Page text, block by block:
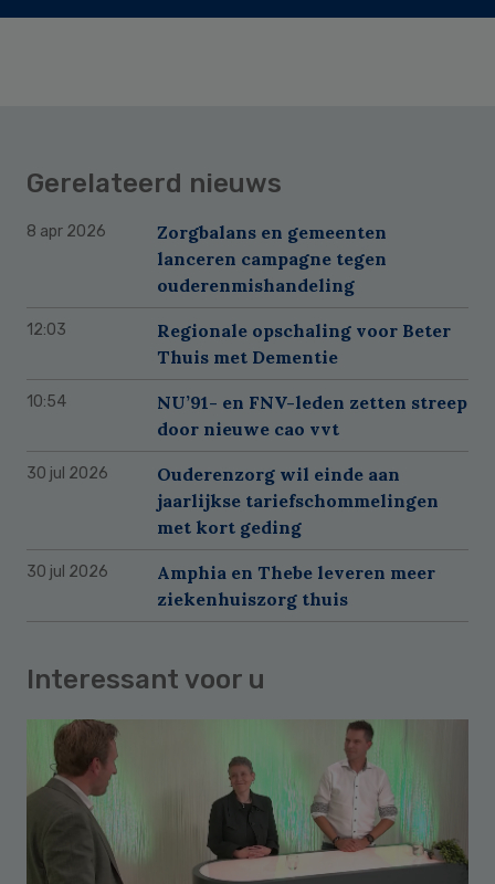
Gerelateerd nieuws
8 apr 2026
Zorgbalans en gemeenten
lanceren campagne tegen
ouderenmishandeling
12:03
Regionale opschaling voor Beter
Thuis met Dementie
10:54
NU’91- en FNV-leden zetten streep
door nieuwe cao vvt
30 jul 2026
Ouderenzorg wil einde aan
jaarlijkse tariefschommelingen
met kort geding
30 jul 2026
Amphia en Thebe leveren meer
ziekenhuiszorg thuis
Interessant voor u